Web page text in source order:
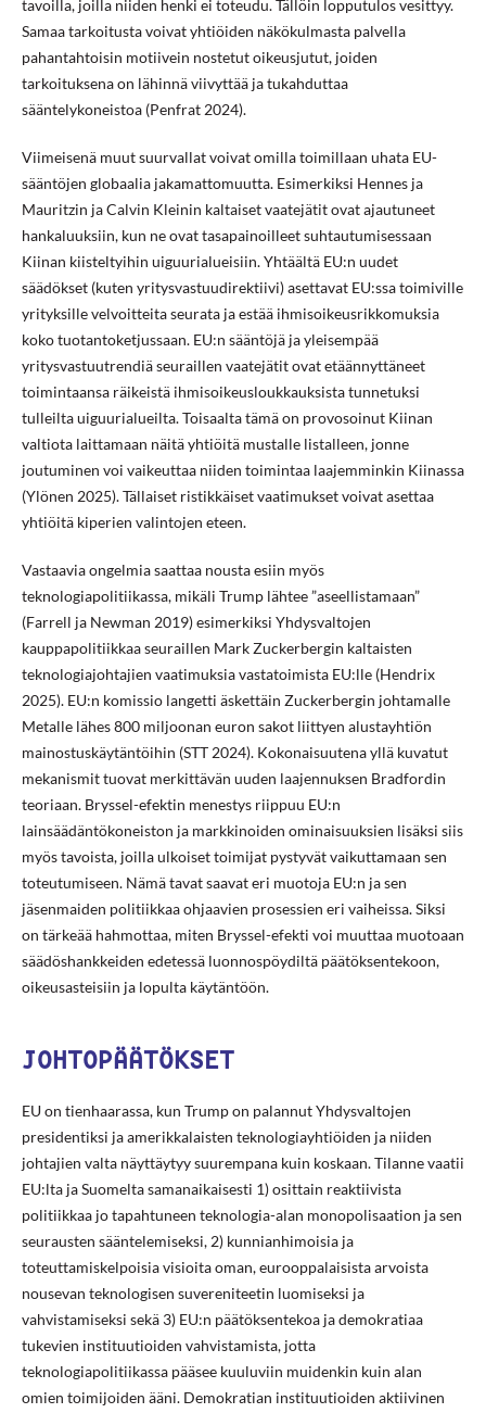
tavoilla, joilla niiden henki ei toteudu. Tällöin lopputulos vesittyy.
Samaa tarkoitusta voivat yhtiöiden näkökulmasta palvella
pahantahtoisin motiivein nostetut oikeusjutut, joiden
tarkoituksena on lähinnä viivyttää ja tukahduttaa
sääntelykoneistoa (Penfrat 2024).
Viimeisenä muut suurvallat voivat omilla toimillaan uhata EU-
sääntöjen globaalia jakamattomuutta. Esimerkiksi Hennes ja
Mauritzin ja Calvin Kleinin kaltaiset vaatejätit ovat ajautuneet
hankaluuksiin, kun ne ovat tasapainoilleet suhtautumisessaan
Kiinan kiisteltyihin uiguurialueisiin. Yhtäältä EU:n uudet
säädökset (kuten yritysvastuudirektiivi) asettavat EU:ssa toimiville
yrityksille velvoitteita seurata ja estää ihmisoikeusrikkomuksia
koko tuotantoketjussaan. EU:n sääntöjä ja yleisempää
yritysvastuutrendiä seuraillen vaatejätit ovat etäännyttäneet
toimintaansa räikeistä ihmisoikeusloukkauksista tunnetuksi
tulleilta uiguurialueilta. Toisaalta tämä on provosoinut Kiinan
valtiota laittamaan näitä yhtiöitä mustalle listalleen, jonne
joutuminen voi vaikeuttaa niiden toimintaa laajemminkin Kiinassa
(Ylönen 2025). Tällaiset ristikkäiset vaatimukset voivat asettaa
yhtiöitä kiperien valintojen eteen.
Vastaavia ongelmia saattaa nousta esiin myös
teknologiapolitiikassa, mikäli Trump lähtee ”aseellistamaan”
(Farrell ja Newman 2019) esimerkiksi Yhdysvaltojen
kauppapolitiikkaa seuraillen Mark Zuckerbergin kaltaisten
teknologiajohtajien vaatimuksia vastatoimista EU:lle (Hendrix
2025). EU:n komissio langetti äskettäin Zuckerbergin johtamalle
Metalle lähes 800 miljoonan euron sakot liittyen alustayhtiön
mainostuskäytäntöihin (STT 2024). Kokonaisuutena yllä kuvatut
mekanismit tuovat merkittävän uuden laajennuksen Bradfordin
teoriaan. Bryssel-efektin menestys riippuu EU:n
lainsäädäntökoneiston ja markkinoiden ominaisuuksien lisäksi siis
myös tavoista, joilla ulkoiset toimijat pystyvät vaikuttamaan sen
toteutumiseen. Nämä tavat saavat eri muotoja EU:n ja sen
jäsenmaiden politiikkaa ohjaavien prosessien eri vaiheissa. Siksi
on tärkeää hahmottaa, miten Bryssel-efekti voi muuttaa muotoaan
säädöshankkeiden edetessä luonnospöydiltä päätöksentekoon,
oikeusasteisiin ja lopulta käytäntöön.
JOHTOPÄÄTÖKSET
EU on tienhaarassa, kun Trump on palannut Yhdysvaltojen
presidentiksi ja amerikkalaisten teknologiayhtiöiden ja niiden
johtajien valta näyttäytyy suurempana kuin koskaan. Tilanne vaatii
EU:lta ja Suomelta samanaikaisesti 1) osittain reaktiivista
politiikkaa jo tapahtuneen teknologia-alan monopolisaation ja sen
seurausten sääntelemiseksi, 2) kunnianhimoisia ja
toteuttamiskelpoisia visioita oman, eurooppalaisista arvoista
nousevan teknologisen suvereniteetin luomiseksi ja
vahvistamiseksi sekä 3) EU:n päätöksentekoa ja demokratiaa
tukevien instituutioiden vahvistamista, jotta
teknologiapolitiikassa pääsee kuuluviin muidenkin kuin alan
omien toimijoiden ääni. Demokratian instituutioiden aktiivinen